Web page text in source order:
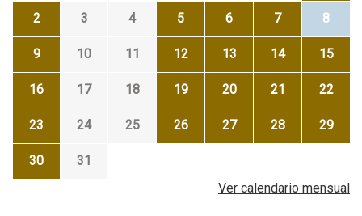
2 3 4 5 6 7 8
9 10 11 12 13 14 15
16 17 18 19 20 21 22
23 24 25 26 27 28 29
30
31
Ver calendario mensual